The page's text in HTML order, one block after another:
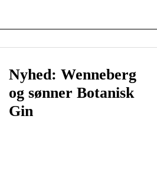
Nyhed: Wenneberg
og sønner Botanisk
Gin